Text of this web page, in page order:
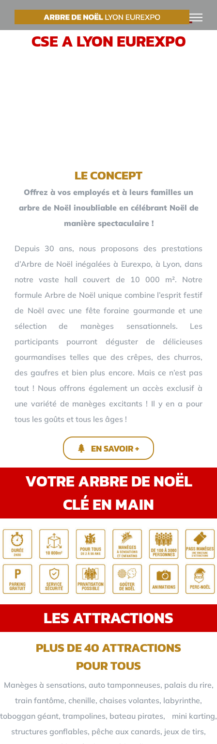
PasserVOTRE ARBRE DE NOËL
CSE A LYON EUREXPO
LE CONCEPT
Offrez à vos employés et à leurs familles un
arbre de Noël inoubliable en célébrant Noël de
manière spectaculaire !
Depuis 30 ans, nous proposons des prestations
d’Arbre de Noël inégalées à Eurexpo, à Lyon, dans
notre vaste hall couvert de 10 000 m². Notre
formule Arbre de Noël unique combine l’esprit festif
de Noël avec une fête foraine gourmande et une
sélection de manèges sensationnels. Les
participants pourront déguster de délicieuses
gourmandises telles que des crêpes, des churros,
des gaufres et bien plus encore. Mais ce n’est pas
tout ! Nous offrons également un accès exclusif à
une variété de manèges excitants ! Il y en a pour
tous les goûts et tous les âges !
EN SAVOIR +
VOTRE ARBRE DE NOËL
CLÉ EN MAIN
LES ATTRACTIONS
PLUS DE 40 ATTRACTIONS
POUR TOUS
Manèges à sensations, auto tamponneuses, palais du rire,
train fantôme, chenille, chaises volantes, labyrinthe,
toboggan géant, trampolines, bateau pirates, mini karting,
structures gonflables, pêche aux canards, jeux de tirs,